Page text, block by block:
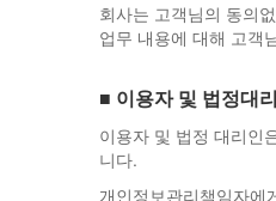
회사는 고객님의 동의
업무 내용에 대해 고객
■ 이용자 및 법정대
이용자 및 법정 대리인
니다.
개인정보관리책임자에